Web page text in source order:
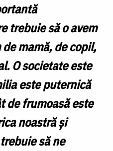
trebuie să o avem
mamă, de copil,
O societate este
este puternică
de frumoasă este
noastră și
să ne